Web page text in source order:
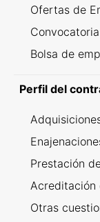
Ofertas de
Bolsa de
Perfil del
Prestación
Acreditación
Otras